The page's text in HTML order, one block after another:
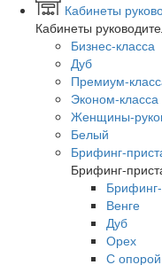
Кабинеты
Кабинеты
Бизнес-класса
Дуб
Премиум-
Эконом-класса
Женщины-
Белый
Брифинг-
Брифинг-
Венге
Дуб
Орех
С опорой